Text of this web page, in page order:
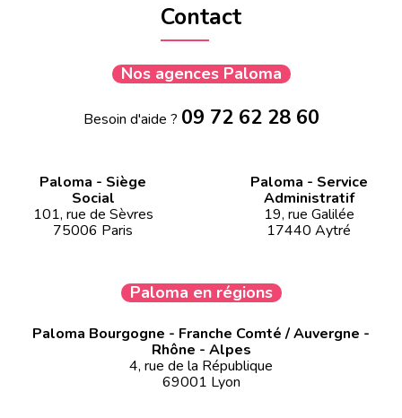
Contact
Nos agences Paloma
Besoin d'aide ? 09 72 62 28 60
Paloma - Siège
Social
101, rue de Sèvres
75006 Paris
Paloma - Service
Administratif
19, rue Galilée
17440 Aytré
Paloma en régions
Paloma Bourgogne - Franche Comté / Auvergne -
Rhône - Alpes
4, rue de la République
69001 Lyon